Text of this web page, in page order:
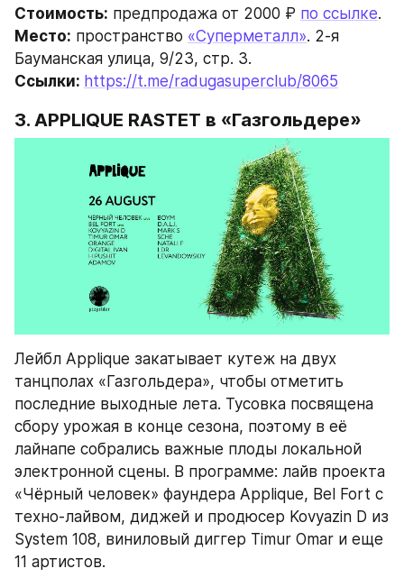
Стоимость: предпродажа от 2000 ₽ по ссылке.
Место: пространство «Суперметалл». 2-я
Бауманская улица, 9/23, стр. 3.
Ссылки: https://t.me/radugasuperclub/8065
3. APPLIQUE RASTET в «Газгольдере»
Лейбл Applique закатывает кутеж на двух
танцполах «Газгольдера», чтобы отметить
последние выходные лета. Тусовка посвящена
сбору урожая в конце сезона, поэтому в её
лайнапе собрались важные плоды локальной
электронной сцены. В программе: лайв проекта
«Чёрный человек» фаундера Applique, Bel Fort с
техно-лайвом, диджей и продюсер Kovyazin D из
System 108, виниловый диггер Timur Omar и еще
11 артистов.